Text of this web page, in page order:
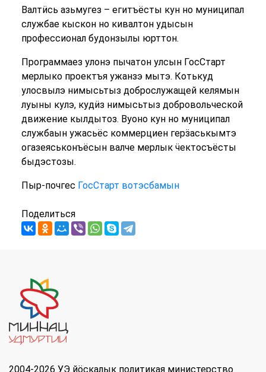
Валтӥсь азьмугез – егитъёсты кун но муниципал
службае кыскон но кивалтон удысын
профессионал будонзылы юрттон.
Программаез улонэ пычатон улсын ГосСтарт
мерлыко проектъя ужанзэ мытэ. Котькуд
улосвылэ нимысьтыз доброслужащей келямын
луыны кулэ, кудӥз нимысьтыз добровольческой
движение кылдытоз. Вуоно кун но муниципал
службаын ужасьёс коммерциен герӟаськымтэ
огазеяськонъёсын валче мерлык ӵектосъёсты
быдэстозы.
Пыр-почгес ГосСтарт вотэсбамын
Поделиться
2004-2026 УЭ йöскалык политикая министерство